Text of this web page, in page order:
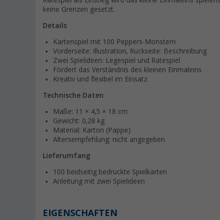
keine Grenzen gesetzt.
Details
Kartenspiel mit 100 Peppers-Monstern
Vorderseite: Illustration, Rückseite: Beschreibung
Zwei Spielideen: Legespiel und Ratespiel
Fördert das Verständnis des kleinen Einmaleins
Kreativ und flexibel im Einsatz
Technische Daten
Maße: 11 × 4,5 × 18 cm
Gewicht: 0,28 kg
Material: Karton (Pappe)
Altersempfehlung: nicht angegeben
Lieferumfang
100 beidseitig bedruckte Spielkarten
Anleitung mit zwei Spielideen
EIGENSCHAFTEN